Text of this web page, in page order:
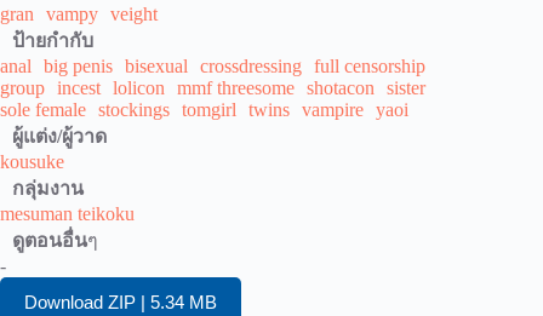
gran
vampy veight
ป้ายกำกับ
anal
big penis bisexual crossdressing full censorship
group incest lolicon mmf threesome shotacon
sister
sole female stockings tomgirl twins vampire yaoi
ผู้แต่ง/ผู้วาด
kousuke
กลุ่มงาน
mesuman teikoku
ดูตอนอื่นๆ
-
Download ZIP | 5.34 MB